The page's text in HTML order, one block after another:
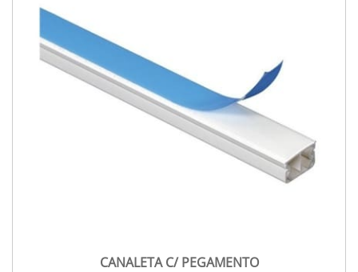
CANALETA C/ PEGAMENTO